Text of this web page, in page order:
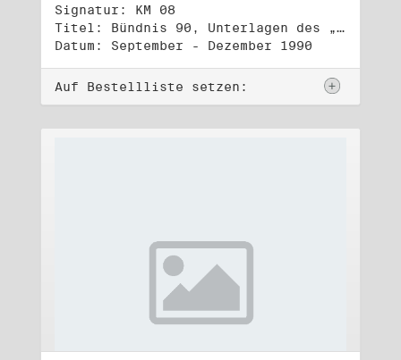
Signatur: KM 08
Titel: Bündnis 90, Unterlagen des „Bündnis 90/Grüne/UFV“ (Wahlbündnis zur Wahl des Berliner Abgeordnetenhauses am 2.12.1990)
Datum: September - Dezember 1990
Auf Bestellliste setzen: